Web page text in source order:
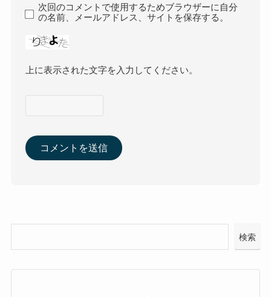
次回のコメントで使用するためブラウザーに自分
の名前、メールアドレス、サイトを保存する。
上に表示された文字を入力してください。
検索